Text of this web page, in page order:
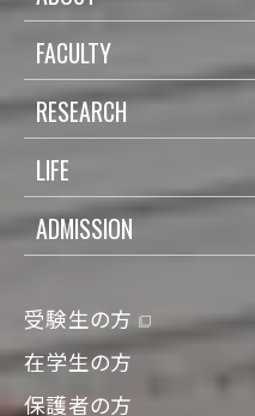
FACULTY
RESEARCH
LIFE
ADMISSION
受験生の方
在学生の方
保護者の方